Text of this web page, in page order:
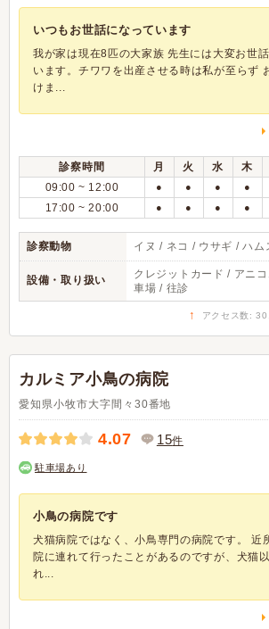
いつもお世話になっています
我が家は現在8匹の大家族 先生には大変お世
います。チワワを出産させる時は私が至らず
けま...
診察時間 月 火 水 木
09:00 ~ 12:00
● ● ● ●
17:00 ~ 20:00 ● ● ● ●
診察動物 イヌ / ネコ / ウサギ / ハム
設備・取り扱い
クレジットカード / アニ
車場 / 往診
↑ アクセス数:
カルミア小鳥の病院
愛知県小牧市大字間々30番地
4.07 15件
駐車場あり
小鳥の病院です
犬猫病院ではなく、小鳥専門の病院です。 近
院に連れて行ったことがあるのですが、犬猫
れ...